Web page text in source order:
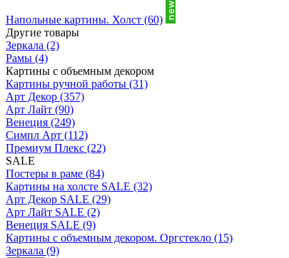
Напольные картины. Холст (60)
Другие товары
Зеркала (2)
Рамы (4)
Картины с объемным декором
Картины ручной работы (31)
Арт Декор (357)
Арт Лайт (90)
Венеция (249)
Симпл Арт (112)
Премиум Плекс (22)
SALE
Постеры в раме (84)
Картины на холсте SALE (32)
Арт Декор SALE (29)
Арт Лайт SALE (2)
Венеция SALE (9)
Картины с объемным декором. Оргстекло (15)
Зеркала (9)